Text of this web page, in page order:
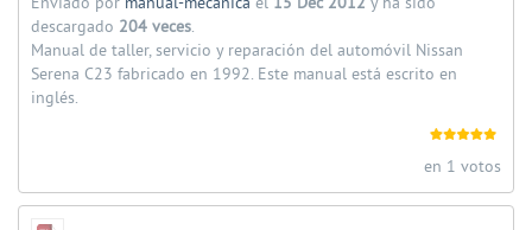
descargado 204 veces.
Manual de taller, servicio y reparación del automóvil Nissan
Serena C23 fabricado en 1992. Este manual está escrito en
inglés.
en 1 votos